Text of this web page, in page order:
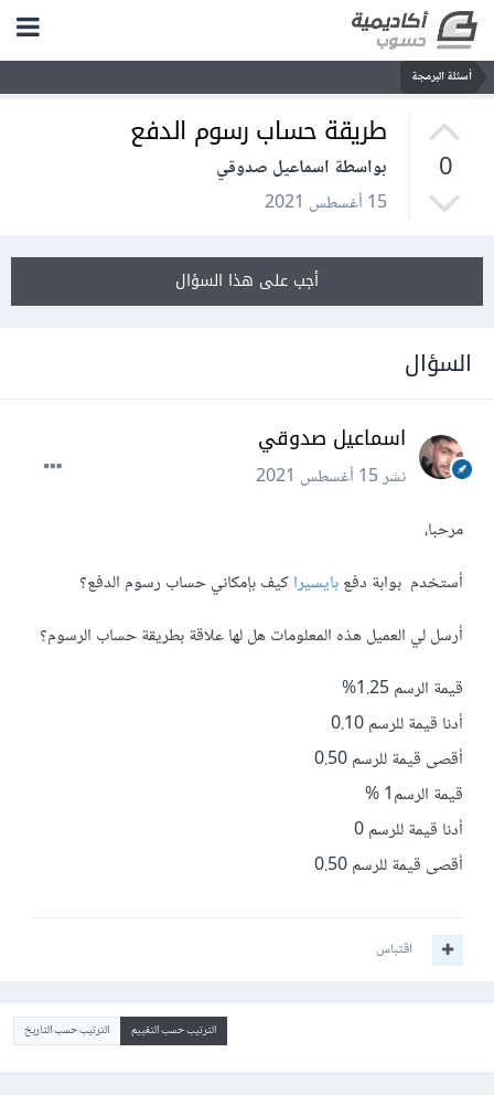
أسئلة البرمجة
0
طريقة حساب رسوم الدفع
بواسطة اسماعيل صدوقي
15 أغسطس 2021
أجب على هذا السؤال
السؤال
اسماعيل صدوقي
نشر15 أغسطس 2021
مرحبا،
أستخدم بوابة دفعبايسيراكيف بإمكاني حساب رسوم الدفع؟
أرسل لي العميل هذه المعلومات هل لها علاقة بطريقة حساب الرسوم؟
قيمة الرسم 1.25%
أدنا قيمة للرسم 0.10
أقصى قيمة للرسم 0.50
قيمة الرسم1 %
أدنا قيمة للرسم 0
أقصى قيمة للرسم 0.50
اقتباس
الترتيب حسب التقييم الترتيب حسب التاريخ